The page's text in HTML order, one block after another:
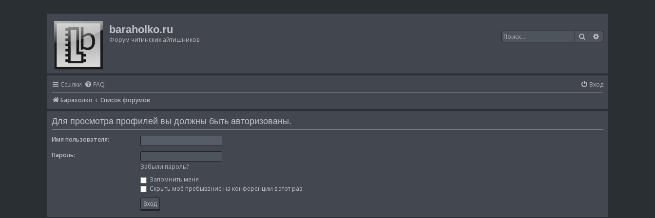
baraholko.ru
Форум читинских айтишников Поиск
Ссылки FAQ
Вход
Барахолко
Список форумов
Для просмотра профилей вы должны быть авторизованы.
Имя пользователя:
Пароль:
Забыли пароль?
Запомнить меня
Скрыть моё пребывание на конференции в этот раз